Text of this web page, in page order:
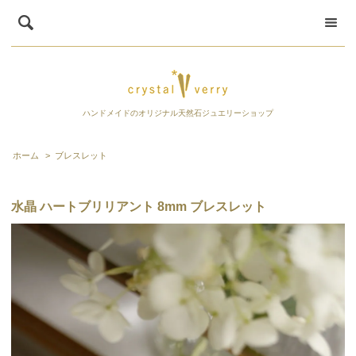
ハンドメイドのオリジナル天然石ジュエリーショップ
ホーム > ブレスレット
水晶 ハートブリリアント 8mm ブレスレット